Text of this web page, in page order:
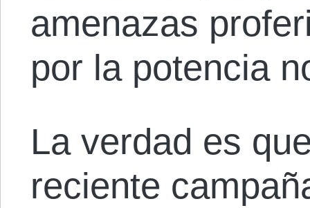
amenazas
por la potencia
La verdad es
reciente